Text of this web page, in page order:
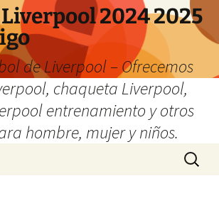
2024 2025
de Liverpool – Ofrecemos
chaqueta Liverpool,
entrenamiento y otros
hombre, mujer y niños.
Buscar: